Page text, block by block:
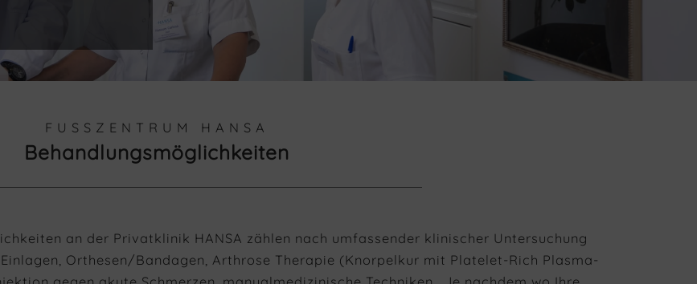
FUSSZENTRUM HANSA
Behandlungsmöglichkeiten
an der Privatklinik HANSA zählen nach umfassender klinischer Untersuchung
Orthesen/Bandagen, Arthrose Therapie (Knorpelkur mit Platelet-Rich Plasma-